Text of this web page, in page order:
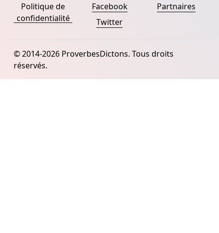
Politique de
confidentialité
Facebook
Twitter
Partnaires
© 2014-2026 ProverbesDictons. Tous droits
réservés.